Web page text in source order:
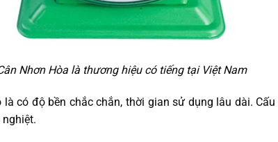
Nhơn Hòa là thương hiệu có tiếng tại Việt Nam
có độ bền chắc chắn, thời gian sử dụng lâu dài.